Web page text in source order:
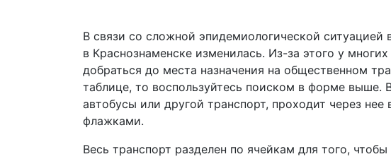
В связи со сложной эпидемиологической ситуацией
в Краснознаменске изменилась. Из-за этого у
добраться до места назначения на общественном
таблице, то воспользуйтесь поиском в форме
автобусы или другой транспорт, проходит через
флажками.
Весь транспорт разделен по ячейкам для того,